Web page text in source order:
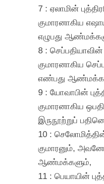
7 : ஏலாமின்
குமாரனாகிய
எழுபது
8 : செப்பதியாவின்
குமாரனாகிய
எண்பது
9 : யோவாபின்
குமாரனாகிய
இருநூற்றுப்
10 :
குமாரனும்,
ஆண்மக்களும்,
11 : பெயாயின்